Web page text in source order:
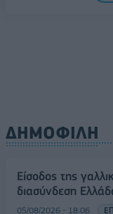
ΔΗΜΟΦΙΛΗ
Είσοδος της
διασύνδεση
05/08/2026 - 18:06